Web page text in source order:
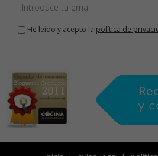
He leído y acepto la política de